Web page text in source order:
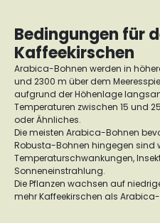
Bedingungen für
Kaffeekirschen
Arabica-Bohnen werden in
und 2300 m über dem
aufgrund der Höhenlage
Temperaturen zwischen 15 und
oder Ähnliches.
Die meisten Arabica-Bohnen
Robusta-Bohnen hingegen sind
Temperaturschwankungen,
Sonneneinstrahlung.
Die Pflanzen wachsen auf
mehr Kaffeekirschen als Arabica-